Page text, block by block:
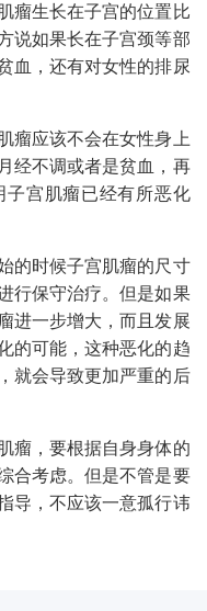
瘤生长在子宫的位置比
说如果长在子宫颈等部
血，还有对女性的排尿
瘤应该不会在女性身上
经不调或者是贫血，再
子宫肌瘤已经有所恶化
的时候子宫肌瘤的尺寸
行保守治疗。但是如果
进一步增大，而且发展
的可能，这种恶化的趋
就会导致更加严重的后
瘤，要根据自身身体的
合考虑。但是不管是要
导，不应该一意孤行讳